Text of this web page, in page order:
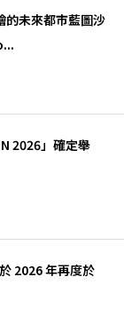
的未來都市藍圖沙
2026」確定舉
2026 年再度於